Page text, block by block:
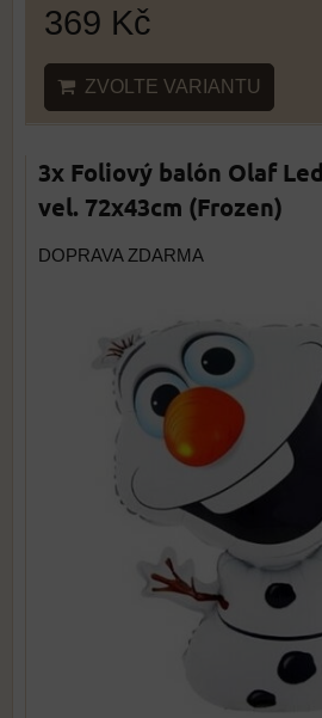
369 Kč
ZVOLTE VARIANTU
3x Foliový balón Olaf
vel. 72x43cm (Frozen)
DOPRAVA ZDARMA